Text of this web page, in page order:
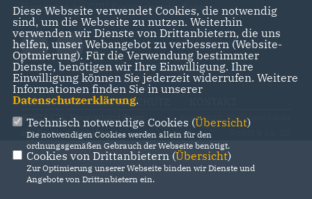
Homepage des CDU Kreisverbandes Essen
IMPRESSUM DATENSCHUTZ
@2026 CDU Kreisverband Essen
Alle Rechte vorbehalten.
Realisation: Sharkness Media
Diese Webseite verwendet Cookies, die notwendig
sind, um die Webseite zu nutzen. Weiterhin
verwenden wir Dienste von Drittanbietern, die uns
helfen, unser Webangebot zu verbessern (Website-
Optmierung). Für die Verwendung bestimmter
Dienste, benötigen wir Ihre Einwilligung. Ihre
Einwilligung können Sie jederzeit widerrufen. Weitere
Informationen finden Sie in unserer
Datenschutzerklärung.
Technisch notwendige Cookies (Übersicht)
Die notwendigen Cookies werden allein für den
ordnungsgemäßen Gebrauch der Webseite benötigt.
Cookies von Drittanbietern (Übersicht)
Zur Optimierung unserer Webseite binden wir Dienste und
Angebote von Drittanbietern ein.